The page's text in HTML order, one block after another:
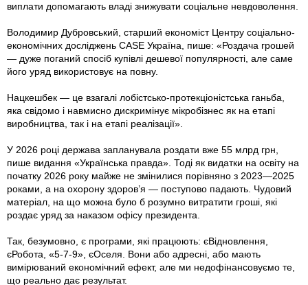
виплати допомагають владі знижувати соціальне невдоволення.
Володимир Дубровський, старший економіст Центру соціально-
економічних досліджень CASE Україна, пише: «Роздача грошей
— дуже поганий спосіб купівлі дешевої популярності, але саме
його уряд використовує на повну.
Нацкешбек — це взагалі лобістсько-протекціоністська ганьба,
яка свідомо і навмисно дискримінує мікробізнес як на етапі
виробництва, так і на етапі реалізації».
У 2026 році держава запланувала роздати вже 55 млрд грн,
пише видання «Українська правда». Тоді як видатки на освіту на
початку 2026 року майже не змінилися порівняно з 2023—2025
роками, а на охорону здоров’я — поступово падають. Чудовий
матеріал, на що можна було б розумно витратити гроші, які
роздає уряд за наказом офісу президента.
Так, безумовно, є програми, які працюють: єВідновлення,
єРобота, «5-7-9», єОселя. Вони або адресні, або мають
вимірюваний економічний ефект, але ми недофінансовуємо те,
що реально дає результат.